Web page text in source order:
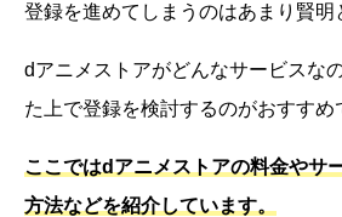
登録を進めてしまうのはあまり賢明
dアニメストアがどんなサービスな
た上で登録を検討するのがおすすめ
ここではdアニメストアの料金やサ
方法などを紹介しています。